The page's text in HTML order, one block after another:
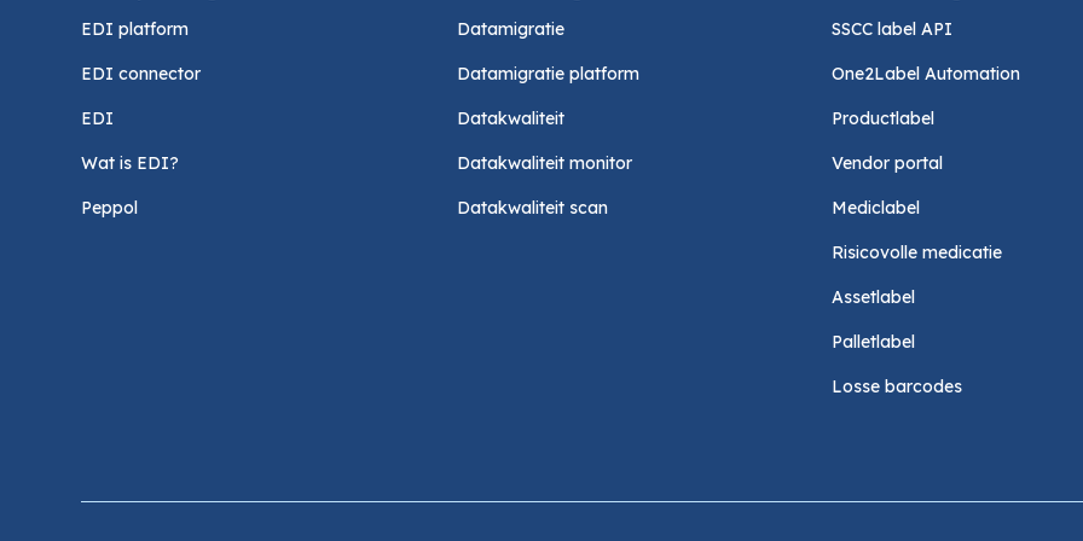
EDI platform
EDI connector
EDI
Wat is EDI?
Peppol
Datamigratie
Datamigratie platform
Datakwaliteit
Datakwaliteit monitor
Datakwaliteit scan
SSCC label API
One2Label Automation
Productlabel
Vendor portal
Mediclabel
Risicovolle medicatie
Assetlabel
Palletlabel
Losse barcodes